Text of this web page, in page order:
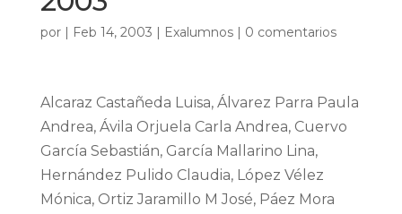
por | Feb 14, 2003 | Exalumnos| 0 comentarios
Alcaraz Castañeda Luisa, Álvarez Parra Paula
Andrea, Ávila Orjuela Carla Andrea, Cuervo
García Sebastián, García Mallarino Lina,
Hernández Pulido Claudia, López Vélez
Mónica, Ortiz Jaramillo M José, Páez Mora